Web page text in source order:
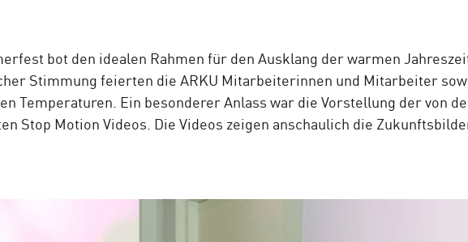
bot den idealen Rahmen für den Ausklang der warmen
Stimmung feierten die ARKU Mitarbeiterinnen und Mitarbeiter
Temperaturen. Ein besonderer Anlass war die Vorstellung der von
Stop Motion Videos. Die Videos zeigen anschaulich die